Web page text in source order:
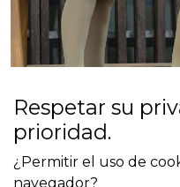
A
Respetar su
prioridad.
¿Permitir el uso de
navegador?